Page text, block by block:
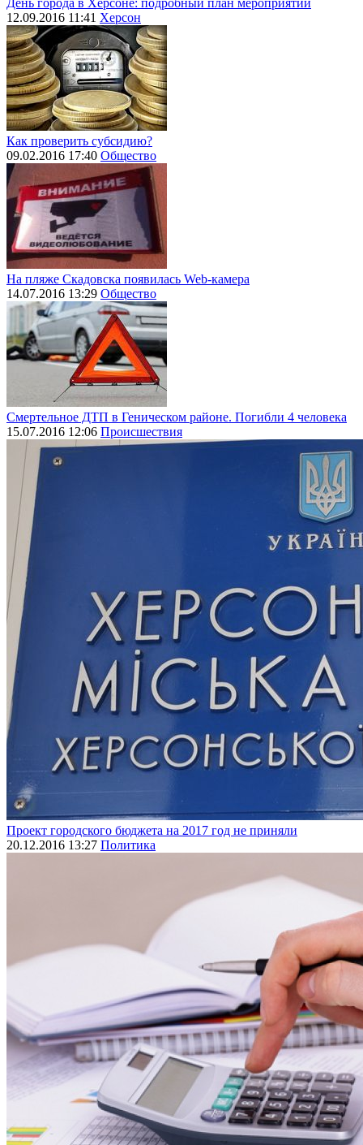
День города в Херсоне: подробный план мероприятий
12.09.2016 11:41 Херсон
Как проверить субсидию?
09.02.2016 17:40 Общество
На пляже Скадовска появилась Web-камера
14.07.2016 13:29 Общество
Смертельное ДТП в Геническом районе. Погибли 4 человека
15.07.2016 12:06 Происшествия
Проект городского бюджета на 2017 год не приняли
20.12.2016 13:27 Политика